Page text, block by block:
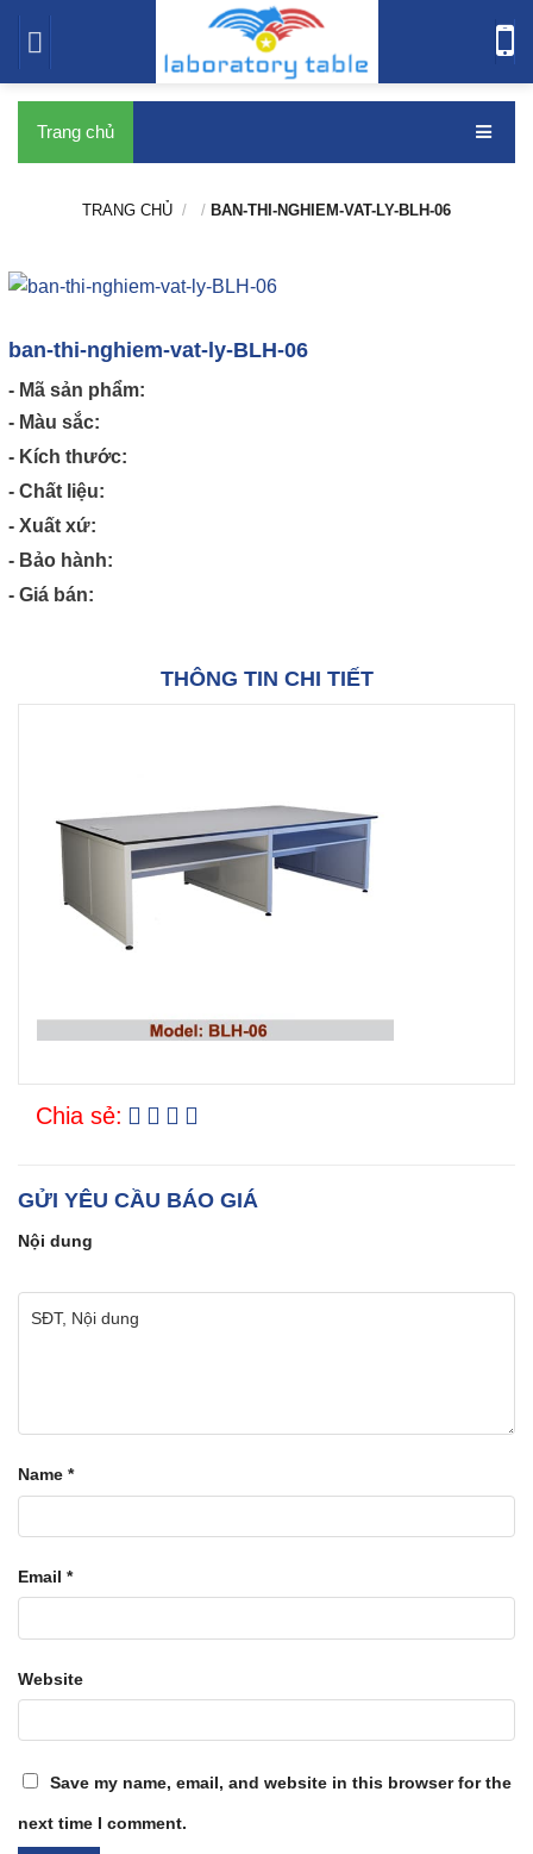
bàn thí nghiệm
Trang chủ
TRANG CHỦ / / BAN-THI-NGHIEM-VAT-LY-BLH-06
ban-thi-nghiem-vat-ly-BLH-06
- Mã sản phẩm:
- Màu sắc:
- Kích thước:
- Chất liệu:
- Xuất xứ:
- Bảo hành:
- Giá bán:
THÔNG TIN CHI TIẾT
Chia sẻ:
GỬI YÊU CẦU BÁO GIÁ
Nội dung
Name *
Email *
Website
Save my name, email, and website in this browser for the
next time I comment.